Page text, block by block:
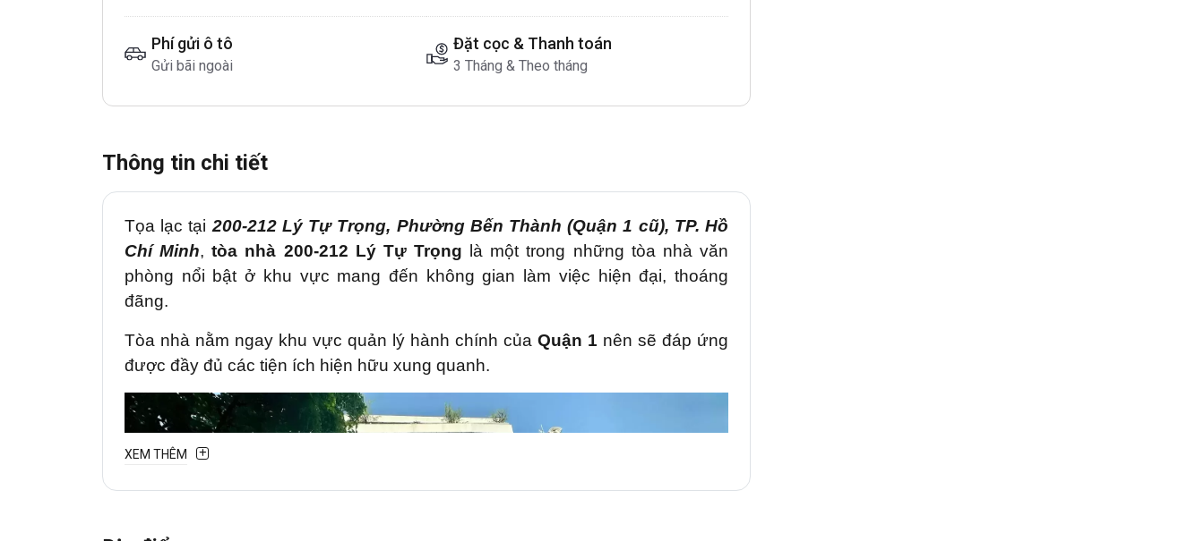
Phí gửi ô tô
Gửi bãi ngoài
Đặt cọc & Thanh toán
3 Tháng & Theo tháng
Thông tin chi tiết
Tọa lạc tại 200-212 Lý Tự Trọng, Phường Bến Thành (Quận 1 cũ), TP. Hồ
Chí Minh,tòa nhà 200-212 Lý Tự Trọng là một trong những tòa nhà văn
phòng nổi bật ở khu vực mang đến không gian làm việc hiện đại, thoáng
đãng.
Tòa nhà nằm ngay khu vực quản lý hành chính của Quận 1 nên sẽ đáp ứng
được đầy đủ các tiện ích hiện hữu xung quanh.
XEM THÊM